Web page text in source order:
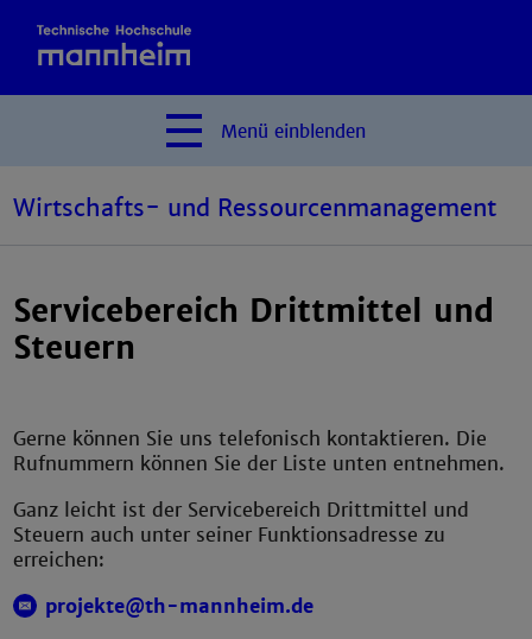
Menü einblenden
Wirtschafts- und Ressourcenmanagement
Servicebereich Drittmittel und
Steuern
Gerne können Sie uns telefonisch kontaktieren. Die
Rufnummern können Sie der Liste unten entnehmen.
Ganz leicht ist der Servicebereich Drittmittel und
Steuern auch unter seiner Funktionsadresse zu
erreichen:
projekte@th-mannheim.de